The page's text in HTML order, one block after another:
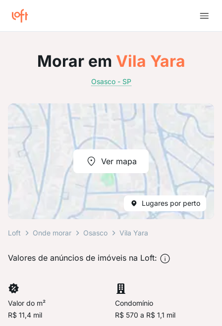
Morar em Vila Yara
Osasco - SP
Ver mapa
Lugares por perto
Loft Onde morar Osasco Vila Yara
Valores de anúncios de imóveis na Loft:
Valor do m²
R$ 11,4 mil
Condomínio
R$ 570 a R$ 1,1 mil